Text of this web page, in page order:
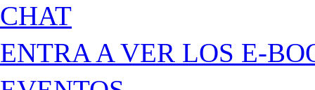
CHAT
ENTRA A VER LOS E-